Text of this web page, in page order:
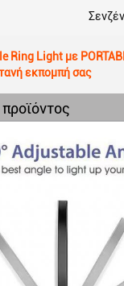
Σενζέν
Ring Light με
εκπομπή σας